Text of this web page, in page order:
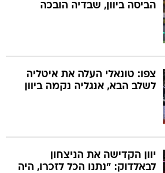
הביסה ביוון, שבדיה הובכה
צפו: טונאלי העלה את איטליה
לשלב הבא, אנגליה נקמה ביוון
יוון הקדישה את הניצחון
לבאלדוק: "נתנו הכל לזכרו, היה